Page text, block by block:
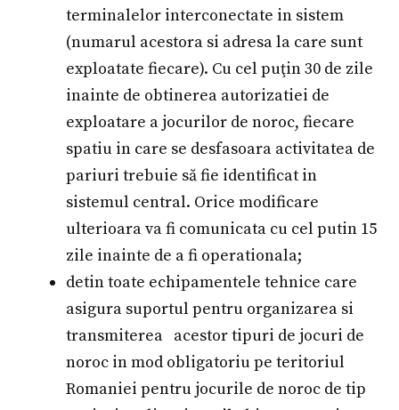
terminalelor interconectate in sistem
(numarul acestora si adresa la care sunt
exploatate fiecare). Cu cel puţin 30 de zile
inainte de obtinerea autorizatiei de
exploatare a jocurilor de noroc, fiecare
spatiu in care se desfasoara activitatea de
pariuri trebuie să fie identificat in
sistemul central. Orice modificare
ulterioara va fi comunicata cu cel putin 15
zile inainte de a fi operationala;
detin toate echipamentele tehnice care
asigura suportul pentru organizarea si
transmiterea acestor tipuri de jocuri de
noroc in mod obligatoriu pe teritoriul
Romaniei pentru jocurile de noroc de tip